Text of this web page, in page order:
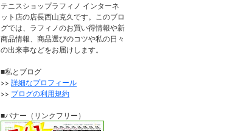
テニスショップラフィノ インターネ
ット店の店長西山克久です。このブロ
グでは、ラフィノのお買い得情報や新
商品情報、商品選びのコツや私の日々
の出来事などをお届けします。
■私とブログ
>>詳細なプロフィール
>> ブログの利用規約
■バナー（リンクフリー）